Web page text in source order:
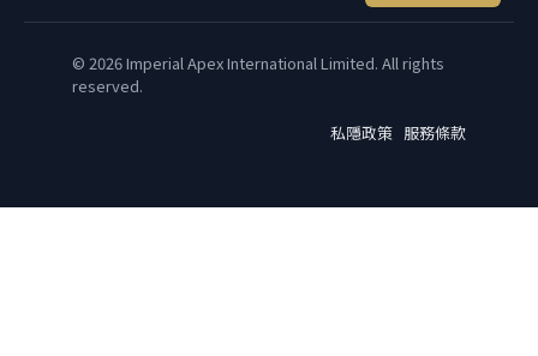
© 2026 Imperial Apex International Limited. All rights
reserved.
私隱政策 服務條款